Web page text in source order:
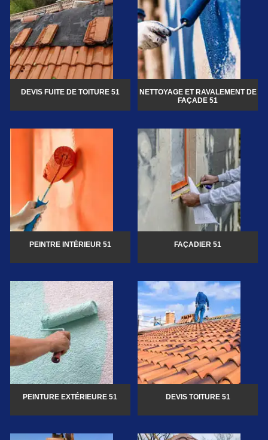
DEVIS FUITE DE TOITURE 51
NETTOYAGE ET RAVALEMENT DE
FAÇADE 51
PEINTRE INTÉRIEUR 51 FAÇADIER 51
PEINTURE EXTÉRIEURE 51 DEVIS TOITURE 51